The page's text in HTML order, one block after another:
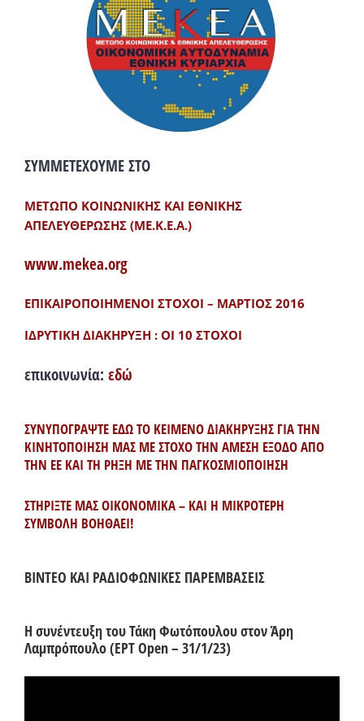
ΣΥΜΜΕΤΕΧΟΥΜΕ ΣΤΟ
ΜΕΤΩΠΟ ΚΟΙΝΩΝΙΚΗΣ ΚΑΙ ΕΘΝΙΚΗΣ
ΑΠΕΛΕΥΘΕΡΩΣΗΣ (ΜΕ.Κ.Ε.Α.)
www.mekea.org
ΕΠΙΚΑΙΡΟΠΟΙΗΜΕΝΟΙ ΣΤΟΧΟΙ – ΜΑΡΤΙΟΣ 2016
ΙΔΡΥΤΙΚΗ ΔΙΑΚΗΡΥΞΗ : ΟΙ 10 ΣΤΟΧΟΙ
επικοινωνία: εδώ
ΣΥΝΥΠΟΓΡΑΨΤΕ ΕΔΩ ΤΟ ΚΕΙΜΕΝΟ ΔΙΑΚΗΡΥΞΗΣ ΓΙΑ ΤΗΝ
ΚΙΝΗΤΟΠΟΙΗΣΗ ΜΑΣ ΜΕ ΣΤΟΧΟ ΤΗΝ ΑΜΕΣΗ ΕΞΟΔΟ ΑΠΟ
ΤΗΝ ΕΕ ΚΑΙ ΤΗ ΡΗΞΗ ΜΕ ΤΗΝ ΠΑΓΚΟΣΜΙΟΠΟΙΗΣΗ
ΣΤΗΡΙΞΤΕ ΜΑΣ ΟΙΚΟΝΟΜΙΚΑ – ΚΑΙ Η ΜΙΚΡΟΤΕΡΗ
ΣΥΜΒΟΛΗ ΒΟΗΘΑΕΙ!
ΒΙΝΤΕΟ ΚΑΙ ΡΑΔΙΟΦΩΝΙΚΕΣ ΠΑΡΕΜΒΑΣΕΙΣ
Η συνέντευξη του Τάκη Φωτόπουλου στον Άρη
Λαμπρόπουλο (ΕΡΤ Open – 31/1/23)